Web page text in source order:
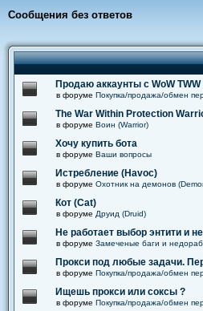
Сообщения без ответов
Продаю аккаунты с WoW
в форуме Покупка/продажа/обмен
The War Within Protection
в форуме Воин (Warrior)
Хочу купить бота
в форуме Ваши вопросы
Истребление (Havoc)
в форуме Охотник на демонов
Кот (Cat)
в форуме Друид (Druid)
Не работает выбор энтити и
в форуме Замеченые баги и
Прокси под любые задачи.
в форуме Покупка/продажа/обмен
Ищешь прокси или соксы ?
в форуме Покупка/продажа/обмен